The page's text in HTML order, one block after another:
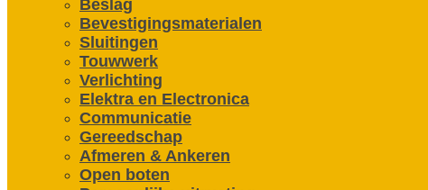
Beslag
Bevestigings­­materialen
Sluitingen
Touwwerk
Verlichting
Elektra en Electronica
Communicatie
Gereedschap
Afmeren & Ankeren
Open boten